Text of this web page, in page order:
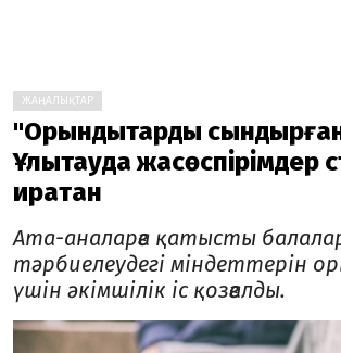
ЖАҢАЛЫҚТАР
"Орындықтарды
Ұлытауда жасөспірімдер
қиратқан
Ата-аналарға қатысты
тәрбиелеудегі міндеттерін
үшін әкімшілік іс қозғалды.